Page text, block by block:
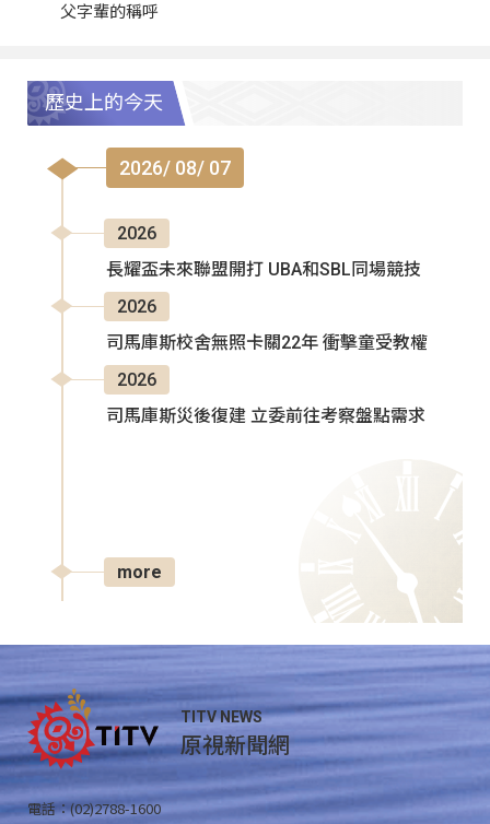
父字輩的稱呼
歷史上的今天
2026/ 08/ 07
2026
長耀盃未來聯盟開打 UBA和SBL同場競技
2026
司馬庫斯校舍無照卡關22年 衝擊童受教權
2026
司馬庫斯災後復建 立委前往考察盤點需求
more
TITV NEWS
原視新聞網
電話：(02)2788-1600